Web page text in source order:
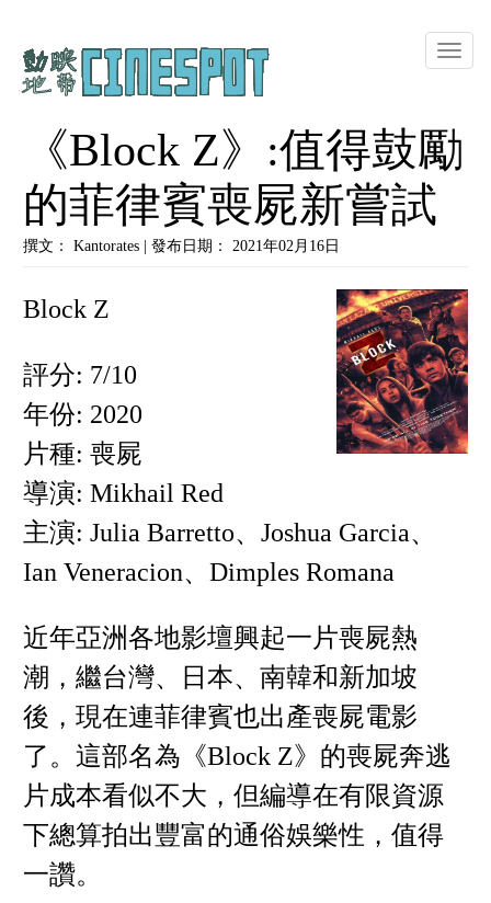
Toggle
《Block Z》:值得鼓勵
的菲律賓喪屍新嘗試
撰文： Kantorates | 發布日期： 2021年02月16日
Block Z
評分: 7/10
年份: 2020
片種: 喪屍
導演: Mikhail Red
主演: Julia Barretto、Joshua Garcia、
Ian Veneracion、Dimples Romana
近年亞洲各地影壇興起一片喪屍熱
潮，繼台灣、日本、南韓和新加坡
後，現在連菲律賓也出產喪屍電影
了。這部名為《Block Z》的喪屍奔逃
片成本看似不大，但編導在有限資源
下總算拍出豐富的通俗娛樂性，值得
一讚。